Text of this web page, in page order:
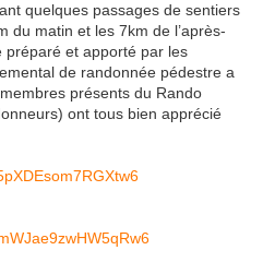
quelques passages de sentiers
du matin et les 7km de l’après-
préparé et apporté par les
de randonnée pédestre a
présents du Rando
ont tous bien apprécié